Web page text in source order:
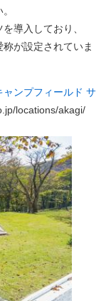
導入しており、
称が設定されていま
ャンプフィールド サ
locations/akagi/